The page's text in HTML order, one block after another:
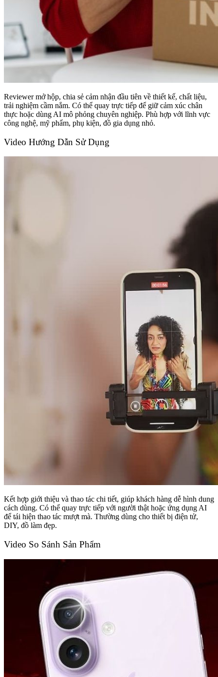
Reviewer mở hộp, chia sẻ cảm nhận đầu tiên về thiết kế, chất liệu,
trải nghiệm cầm nắm. Có thể quay trực tiếp để giữ cảm xúc chân
thực hoặc dùng AI mô phỏng chuyên nghiệp. Phù hợp với lĩnh vực
công nghệ, mỹ phẩm, phụ kiện, đồ gia dụng nhỏ.
Video Hướng Dẫn Sử Dụng
Kết hợp giới thiệu và thao tác chi tiết, giúp khách hàng dễ hình dung
cách dùng. Có thể quay trực tiếp với người thật hoặc ứng dụng AI
để tái hiện thao tác mượt mà. Thường dùng cho thiết bị điện tử,
DIY, đồ làm đẹp.
Video So Sánh Sản Phẩm